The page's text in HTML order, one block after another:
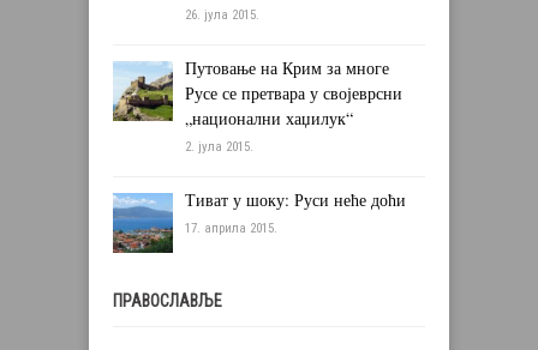
26. јула 2015.
Путовање на Крим за многе
Русе се претвара у својеврсни
„национални хаџилук“
2. јула 2015.
Тиват у шоку: Руси неће доћи
17. априла 2015.
ПРАВОСЛАВЉЕ